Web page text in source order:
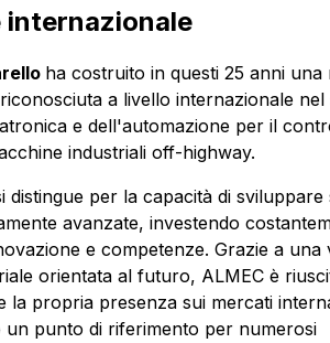
internazionale
ha costruito in questi 25 anni una
a livello internazionale nel
e dell'automazione per il
industriali off-highway.
distingue per la capacità di
avanzate, investendo
e competenze. Grazie a una
orientata al futuro, ALMEC è
la propria presenza sui mercati
un punto di riferimento per numerosi